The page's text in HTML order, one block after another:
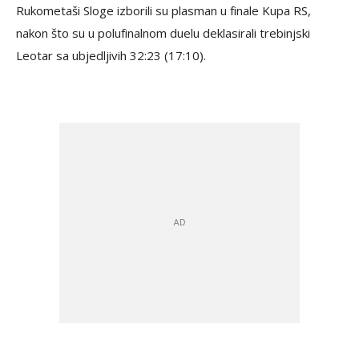
Rukometaši Sloge izborili su plasman u finale Kupa RS,
nakon što su u polufinalnom duelu deklasirali trebinjski
Leotar sa ubjedljivih 32:23 (17:10).